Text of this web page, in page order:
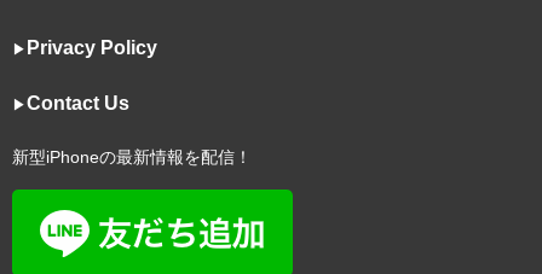
▶︎ Privacy Policy
▶︎Contact Us
新型iPhoneの最新情報を配信！